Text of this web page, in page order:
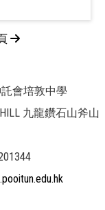
託會培敦中學
HILL 九龍鑽石山斧山